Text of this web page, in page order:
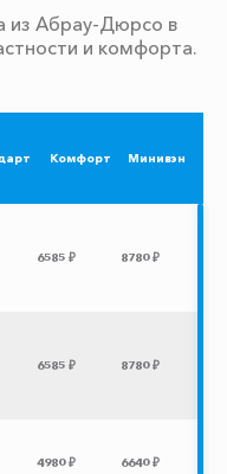
из Абрау-Дюрсо в
и комфорта.
Комфорт Минивэн
6585 ₽ 8780 ₽
6585 ₽ 8780 ₽
4980 ₽ 6640 ₽